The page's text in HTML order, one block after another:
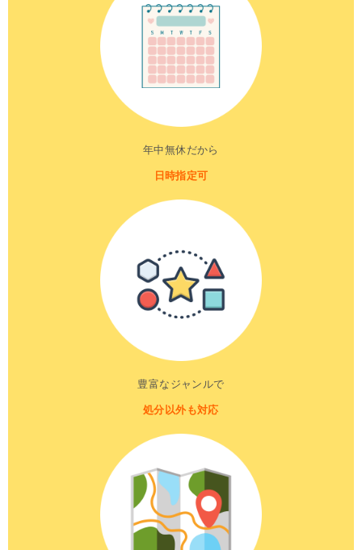
年中無休だから
日時指定可
豊富なジャンルで
処分以外も対応